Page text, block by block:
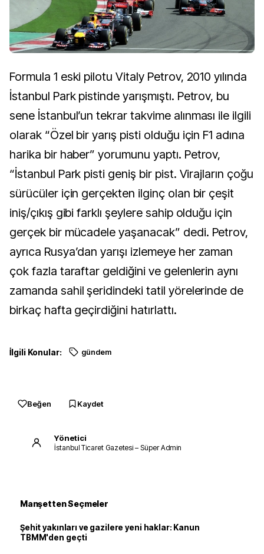
Formula 1 eski pilotu Vitaly Petrov, 2010 yılında
İstanbul Park pistinde yarışmıştı. Petrov, bu
sene İstanbul’un tekrar takvime alınması ile ilgili
olarak “Özel bir yarış pisti olduğu için F1 adına
harika bir haber” yorumunu yaptı. Petrov,
“İstanbul Park pisti geniş bir pist. Virajların çoğu
sürücüler için gerçekten ilginç olan bir çeşit
iniş/çıkış gibi farklı şeylere sahip olduğu için
gerçek bir mücadele yaşanacak” dedi. Petrov,
ayrıca Rusya’dan yarışı izlemeye her zaman
çok fazla taraftar geldiğini ve gelenlerin aynı
zamanda sahil şeridindeki tatil yörelerinde de
birkaç hafta geçirdiğini hatırlattı.
İlgili Konular: gündem
Beğen Kaydet
Yönetici
İstanbul Ticaret Gazetesi – Süper Admin
Manşetten Seçmeler
Şehit yakınları ve gazilere yeni haklar: Kanun
TBMM'den geçti